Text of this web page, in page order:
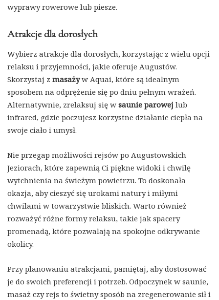
wyprawy rowerowe lub piesze.
Atrakcje dla dorosłych
Wybierz atrakcje dla dorosłych, korzystając z wielu opcji
relaksu i przyjemności, jakie oferuje Augustów.
Skorzystaj z masażyw Aquai, które są idealnym
sposobem na odprężenie się po dniu pełnym wrażeń.
Alternatywnie, zrelaksuj się w saunie parowej lub
infrared, gdzie poczujesz korzystne działanie ciepła na
swoje ciało i umysł.
Nie przegap możliwości rejsów po Augustowskich
Jeziorach, które zapewnią Ci piękne widoki i chwilę
wytchnienia na świeżym powietrzu. To doskonała
okazja, aby cieszyć się urokami natury i miłymi
chwilami w towarzystwie bliskich. Warto również
rozważyć różne formy relaksu, takie jak spacery
promenadą, które pozwalają na spokojne odkrywanie
okolicy.
Przy planowaniu atrakcjami, pamiętaj, aby dostosować
je do swoich preferencji i potrzeb. Odpoczynek w saunie,
masaż czy rejs to świetny sposób na zregenerowanie sił i